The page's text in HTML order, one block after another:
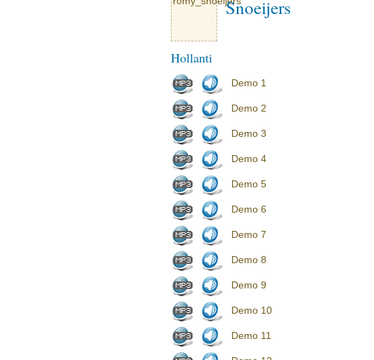
Snoeijers
Hollanti
Demo 1
Demo 2
Demo 3
Demo 4
Demo 5
Demo 6
Demo 7
Demo 8
Demo 9
Demo 10
Demo 11